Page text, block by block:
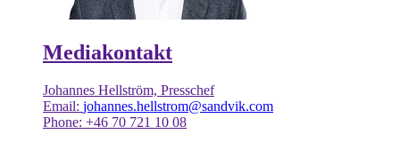
Mediakontakt
Johannes Hellström, Presschef
Email: johannes.hellstrom@sandvik.com
Phone: +46 70 721 10 08